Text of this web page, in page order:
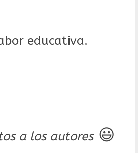
educativa.
a los autores😃